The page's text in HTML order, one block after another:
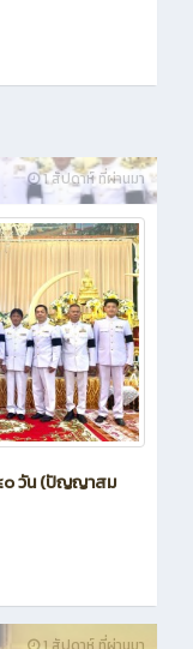
1 สัปดาห์ ที่ผ่านมา
๐ วัน (ปัญญาสม